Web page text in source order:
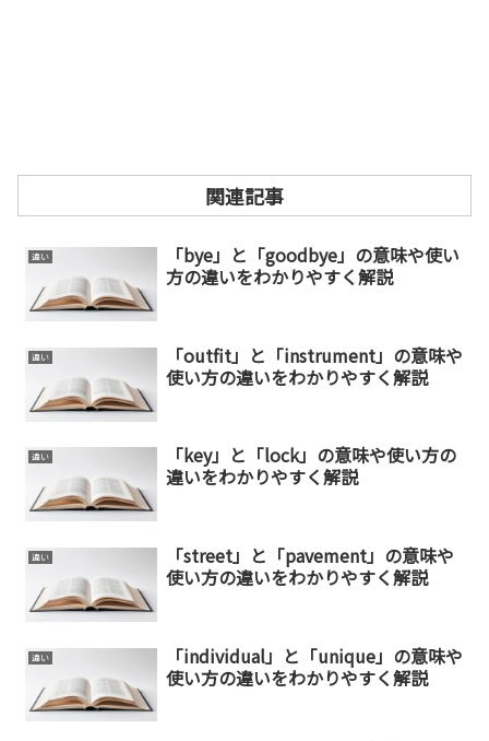
関連記事
違い
「bye」と「goodbye」の意味や使い
方の違いをわかりやすく解説
違い
「outfit」と「instrument」の意味や
使い方の違いをわかりやすく解説
違い
「key」と「lock」の意味や使い方の
違いをわかりやすく解説
違い
「street」と「pavement」の意味や
使い方の違いをわかりやすく解説
違い
「individual」と「unique」の意味や
使い方の違いをわかりやすく解説